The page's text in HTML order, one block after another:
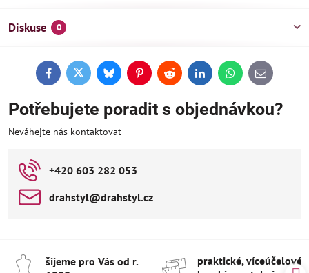
Diskuse 0
FacebookTwitterBlueskyPinterestReddit LinkedInWhatsApp
E-
mail
Potřebujete poradit s objednávkou?
Neváhejte nás kontaktovat
+420 603 282 053
drahstyl​@drahstyl​.cz
šijeme pro Vás od r​.
praktické, víceúčelové